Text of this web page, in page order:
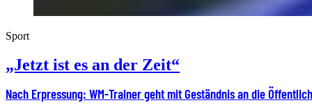
Sport
„Jetzt ist es an der Zeit“
Nach Erpressung: WM-Trainer geht mit Geständnis an die